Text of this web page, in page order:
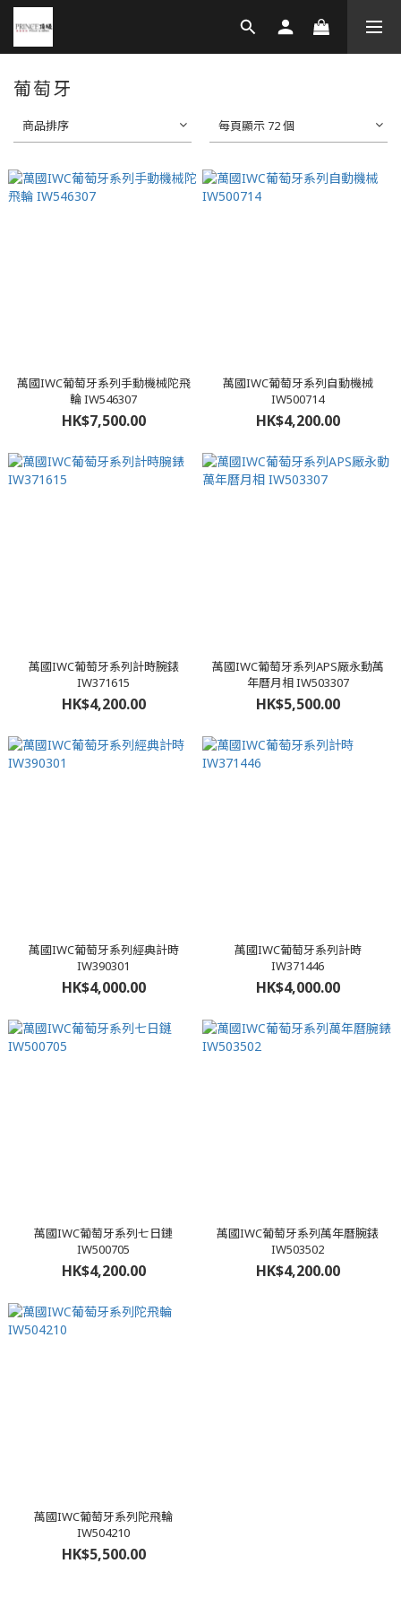
葡萄牙
商品排序 每頁顯示 72 個
萬國IWC葡萄牙系列手動機械陀飛
輪 IW546307
HK$7,500.00
萬國IWC葡萄牙系列自動機械
IW500714
HK$4,200.00
萬國IWC葡萄牙系列計時腕錶
IW371615
HK$4,200.00
萬國IWC葡萄牙系列APS厰永動萬
年曆月相 IW503307
HK$5,500.00
萬國IWC葡萄牙系列經典計時
IW390301
HK$4,000.00
萬國IWC葡萄牙系列計時
IW371446
HK$4,000.00
萬國IWC葡萄牙系列七日鏈
IW500705
HK$4,200.00
萬國IWC葡萄牙系列萬年曆腕錶
IW503502
HK$4,200.00
萬國IWC葡萄牙系列陀飛輪
IW504210
HK$5,500.00